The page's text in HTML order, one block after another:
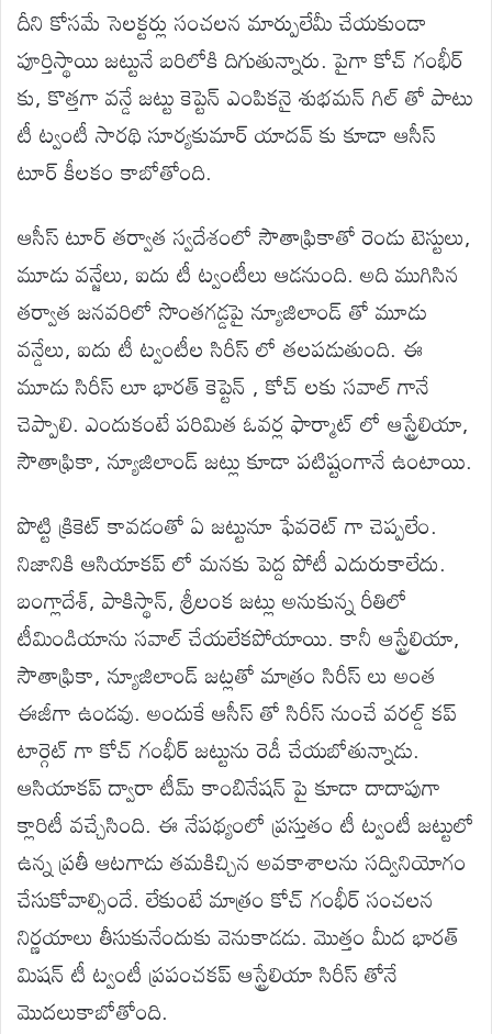
దీని కోసమే సెలక్టర్లు సంచలన మార్పులేమీ చేయకుండా
పూర్తిస్థాయి జట్టునే బరిలోకి దిగుతున్నారు. పైగా కోచ్ గంభీర్
కు, కొత్తగా వన్డే జట్టు కెప్టెన్ ఎంపికనై శుభమన్ గిల్ తో పాటు
టీ ట్వంటీ సారథి సూర్యకుమార్ యాదవ్ కు కూడా ఆసీస్
టూర్ కీలకం కాబోతోంది.
ఆసీస్ టూర్ తర్వాత స్వదేశంలో సౌతాఫ్రికాతో రెండు టెస్టులు,
మూడు వన్జేలు, ఐదు టీ ట్వంటీలు ఆడనుంది. అది ముగిసిన
తర్వాత జనవరిలో సొంతగడ్డపై న్యూజిలాండ్ తో మూడు
వన్డేలు, ఐదు టీ ట్వంటీల సిరీస్ లో తలపడుతుంది. ఈ
మూడు సిరీస్ లూ భారత్ కెప్టెన్ , కోచ్ లకు సవాల్ గానే
చెప్పాలి. ఎందుకంటే పరిమిత ఓవర్ల ఫార్మాట్ లో ఆస్ట్రేలియా,
సౌతాఫ్రికా, న్యూజిలాండ్ జట్లు కూడా పటిష్టంగానే ఉంటాయి.
పొట్టి క్రికెట్ కావడంతో ఏ జట్టునూ ఫేవరెట్ గా చెప్పలేం.
నిజానికి ఆసియాకప్ లో మనకు పెద్ద పోటీ ఎదురుకాలేదు.
బంగ్లాదేశ్, పాకిస్థాన్, శ్రీలంక జట్లు అనుకున్న రీతిలో
టీమిండియాను సవాల్ చేయలేకపోయాయి. కానీ ఆస్ట్రేలియా,
సౌతాఫ్రికా, న్యూజిలాండ్ జట్లతో మాత్రం సిరీస్ లు అంత
ఈజీగా ఉండవు. అందుకే ఆసీస్ తో సిరీస్ నుంచే వరల్డ్ కప్
టార్గెట్ గా కోచ్ గంభీర్ జట్టును రెడీ చేయబోతున్నాడు.
ఆసియాకప్ ద్వారా టీమ్ కాంబినేషన్ పై కూడా దాదాపుగా
క్లారిటీ వచ్చేసింది. ఈ నేపథ్యంలో ప్రస్తుతం టీ ట్వంటీ జట్టులో
ఉన్న ప్రతీ ఆటగాడు తమకిచ్చిన అవకాశాలను సద్వినియోగం
చేసుకోవాల్సిందే. లేకుంటే మాత్రం కోచ్ గంభీర్ సంచలన
నిర్ణయాలు తీసుకునేందుకు వెనుకాడడు. మొత్తం మీద భారత్
మిషన్ టీ ట్వంటీ ప్రపంచకప్ ఆస్ట్రేలియా సిరీస్ తోనే
మొదలుకాబోతోంది.